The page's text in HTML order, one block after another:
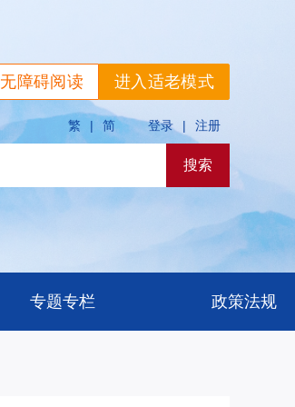
进入适老模式
无障碍阅读
注册
|
登录
简
|
繁
专题专栏 政策法规